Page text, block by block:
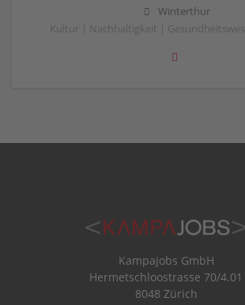
Winterthur
Kultur | Nachhaltigkeit |
Kampajobs GmbH
Hermetschloostrasse 70/4.01
8048 Zürich